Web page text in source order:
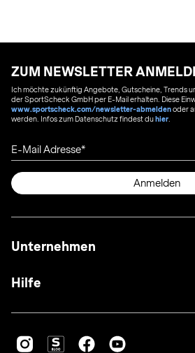
ZUM NEWSLETTER
Ich möchte zukünftig Angebote, Gutscheine, Trends
der SportScheck GmbH per E-Mail erhalten. Diese
www.sportscheck.com/newsletter-abmeldenoder
werden. Infos zum Datenschutz findest duhier
E-Mail Adresse
Anmelden
Unternehmen
Hilfe